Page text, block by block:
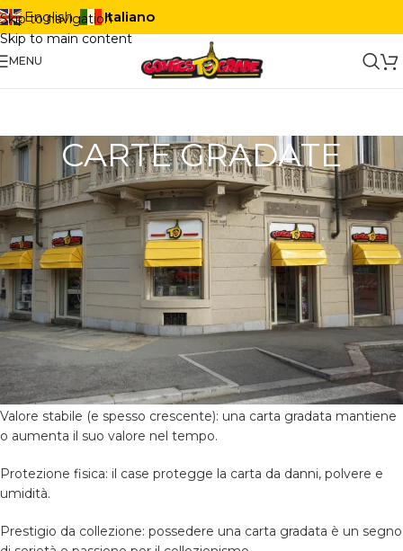
Skip to navigation
Skip to main content
English Italiano
MENU
CARTE GRADATE
Le carte gradate sono esemplari di carte collezionabili che sono
state valutate da enti professionali (come PSA, Beckett, Graad o
Aigrading) per determinarne autenticità, qualità e stato di
conservazione. Ogni carta viene sigillata in un case trasparente
e riceve un punteggio da 1 a 10, dove 10 indica condizioni
perfette.
Perché sono così ricercate?
Garanzia di autenticità: la gradazione certifica che la carta è
originale.
Valore stabile (e spesso crescente): una carta gradata mantiene
o aumenta il suo valore nel tempo.
Protezione fisica: il case protegge la carta da danni, polvere e
umidità.
Prestigio da collezione: possedere una carta gradata è un segno